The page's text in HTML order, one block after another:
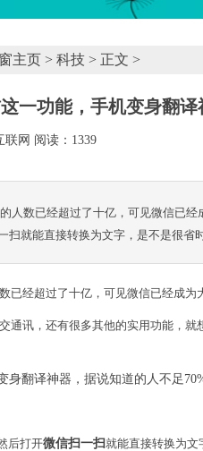
主页 > 科技 > 正文 >
一功能，手机变身翻
联网 阅读：1339
人数已经超过了十亿，可见微信已
扫就能直接转换为文字，是不是很省
已经超过了十亿，可见微信已经成为
通讯，还有很多其他的实用功能，
后打开微信扫一扫 就能直接转换为文